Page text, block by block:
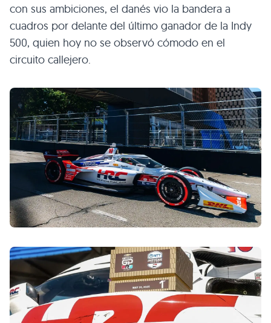
con sus ambiciones, el danés vio la bandera a
cuadros por delante del último ganador de la Indy
500, quien hoy no se observó cómodo en el
circuito callejero.